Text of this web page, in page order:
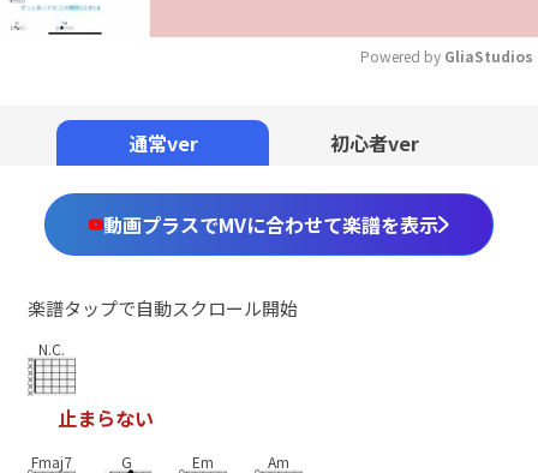
Powered by GliaStudios
通常ver 初心者ver
動画プラスでMVに合わせて楽譜を表示
楽譜タップで自動スクロール開始
N.C.
止まらない
Fmaj7 G Em Am